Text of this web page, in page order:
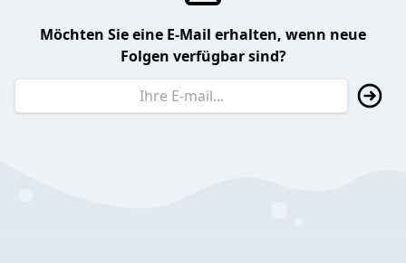
Möchten Sie eine E-Mail erhalten, wenn neue
Folgen verfügbar sind?